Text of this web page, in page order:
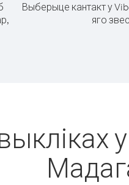
Выберыце кантакт у
яго